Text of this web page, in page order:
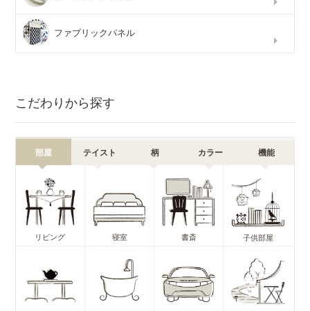
ファブリックパネル
こだわりから探す
部屋 テイスト 柄 カラー 機能
リビング 寝室 書斎 子供部屋